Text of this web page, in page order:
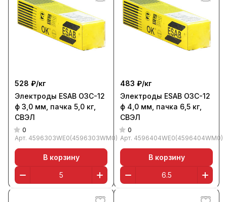
528 ₽/кг
Электроды ESAB ОЗС-12
ф 3,0 мм, пачка 5,0 кг,
СВЭЛ
0
Арт. 4596303WE0(4596303WM0)
В корзину
483 ₽/кг
Электроды ESAB ОЗС-12
ф 4,0 мм, пачка 6,5 кг,
СВЭЛ
0
Арт. 4596404WE0(4596404WM0)
В корзину